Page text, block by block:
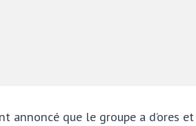
annoncé que le groupe a d’ores et